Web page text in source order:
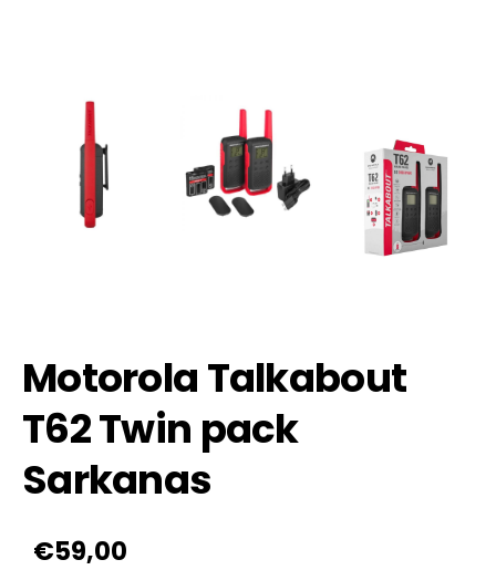
Motorola Talkabout
T62 Twin pack
Sarkanas
€59,00